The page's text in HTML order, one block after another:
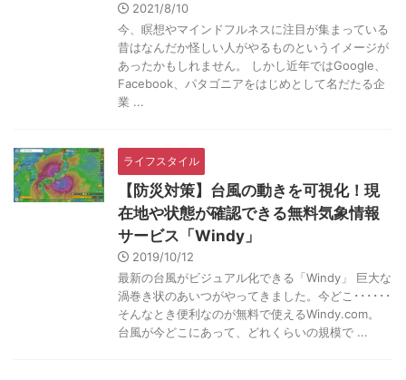
2021/8/10
今、瞑想やマインドフルネスに注目が集まっている
昔はなんだか怪しい人がやるものというイメージが
あったかもしれません。 しかし近年ではGoogle、
Facebook、パタゴニアをはじめとして名だたる企
業 ...
ライフスタイル
【防災対策】台風の動きを可視化！現
在地や状態が確認できる無料気象情報
サービス「Windy」
2019/10/12
最新の台風がビジュアル化できる「Windy」 巨大な
渦巻き状のあいつがやってきました。今どこ･･････
そんなとき便利なのが無料で使えるWindy.com。
台風が今どこにあって、どれくらいの規模で ...